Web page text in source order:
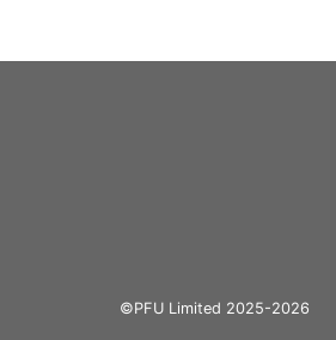
©PFU Limited 2025-2026